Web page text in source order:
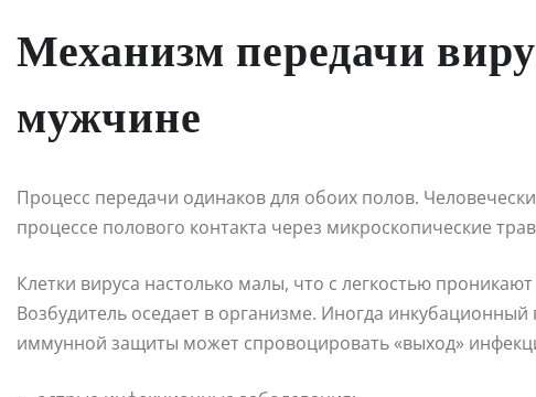
Механизм передачи
мужчине
Процесс передачи одинаков для обоих полов.
процессе полового контакта через микроскопические
Клетки вируса настолько малы, что с легкостью
Возбудитель оседает в организме. Иногда
иммунной защиты может спровоцировать «выход»